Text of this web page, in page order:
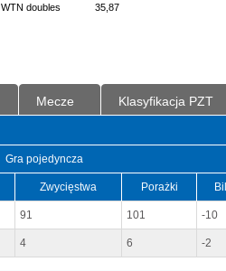
WTN doubles
35,87
Mecze Klasyfikacja PZT
Gra pojedyncza
Zwycięstwa Porażki
91 101 -10
4 6 -2